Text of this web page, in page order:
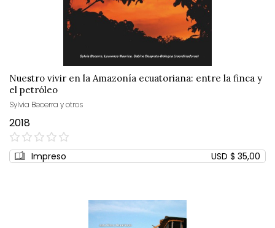
Nuestro vivir en la Amazonía ecuatoriana: entre la finca y
el petróleo
Sylvia Becerra y otros
2018
0%
Impreso USD $ 35,00